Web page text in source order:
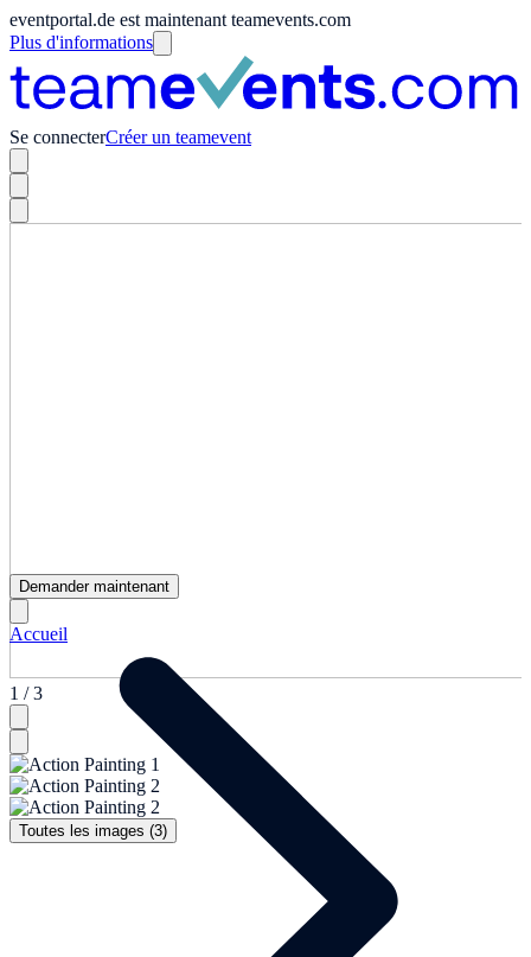
eventportal.de est maintenant teamevents.com
Plus d'informations
Se connecterCréer un teamevent
1 / 3
Toutes les images (3)
Demander maintenant
Accueil